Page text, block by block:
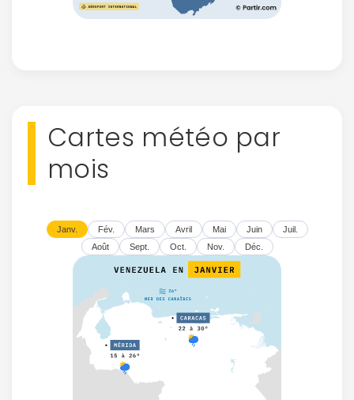
Cartes météo par
mois
Janv. Fév. Mars Avril Mai Juin
Juil.
Août
Sept. Oct. Nov. Déc.